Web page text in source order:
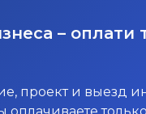
– оплати
проект и выезд